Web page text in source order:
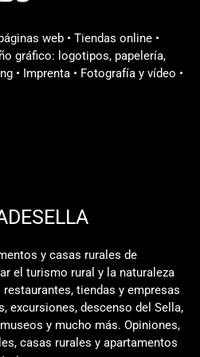
del punto kilométrico
Servicio de Atención Médica
[....]
de gaita y tambor con el
del Sella
celebrado esta mañana por
el relevo con el segundo
organizan Entaína y La
a los vencedores de
de las banderas y los
la calle Gran [....]
web • Tiendas online •
gráfico: logotipos, papelería,
• Imprenta • Fotografía y vídeo •
y casas rurales de
el turismo rural y la naturaleza
tiendas y empresas
excursiones, descenso del Sella,
y mucho más. Opiniones,
casas rurales y apartamentos